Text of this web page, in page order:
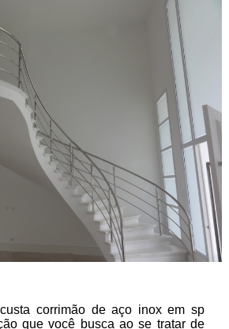
corrimão de aço inox em sp
que você busca ao se tratar de